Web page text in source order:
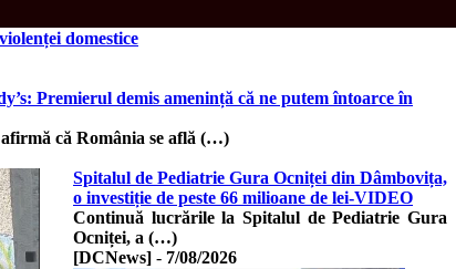
domestice
Premierul demis amenință că ne putem întoarce în
că România se află (…)
Spitalul de Pediatrie Gura Ocniței din Dâmbovița,
o investiție de peste 66 milioane de lei-VIDEO
Continuă lucrările la Spitalul de Pediatrie Gura
Ocniței, a (…)
[DCNews] - 7/08/2026